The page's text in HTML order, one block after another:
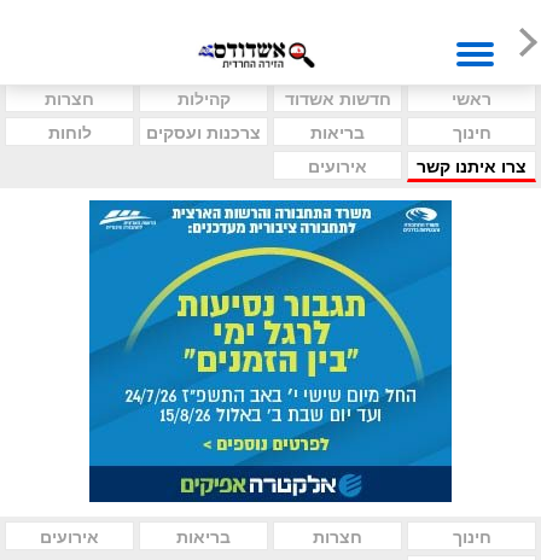
ראשי חדשות אשדוד קהילות
חצרות
חינוך
בריאות צרכנות ועסקים
לוחות
צרו איתנו קשר
אירועים
חינוך חצרות בריאות
אירועים